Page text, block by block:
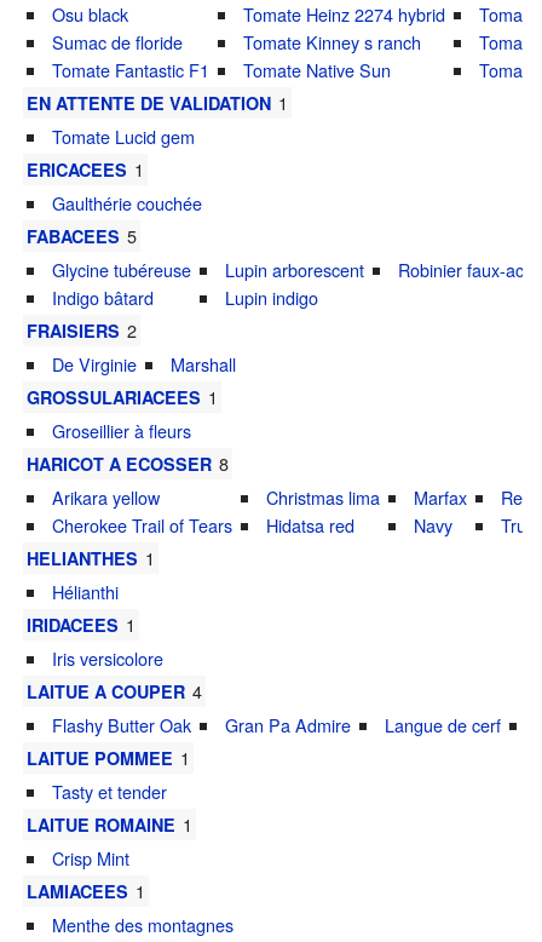
Osu black
Sumac de floride
Tomate Fantastic F1
Tomate Heinz 2274 hybrid
Tomate Kinney s ranch
Tomate Native Sun
EN ATTENTE DE VALIDATION 1
Tomate Lucid gem
ERICACEES 1
Gaulthérie couchée
FABACEES 5
Glycine tubéreuse
Indigo bâtard
Lupin arborescent
Lupin indigo
Robinier faux-
FRAISIERS 2
De Virginie
Marshall
GROSSULARIACEES 1
Groseillier à fleurs
HARICOT A ECOSSER 8
Arikara yellow
Cherokee Trail of Tears
Christmas lima
Hidatsa red
Marfax
Navy
Red
True
HELIANTHES 1
Hélianthi
IRIDACEES 1
Iris versicolore
LAITUE A COUPER 4
Flashy Butter Oak
Gran Pa Admire Langue de cerf
LAITUE POMMEE 1
Tasty et tender
LAITUE ROMAINE 1
Crisp Mint
LAMIACEES 1
Menthe des montagnes